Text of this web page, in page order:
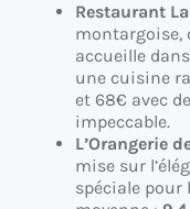
Restaurant
montargoise,
accueille
une cuisine
et 68€ avec
impeccable.
L’Orangerie
mise sur
spéciale pour